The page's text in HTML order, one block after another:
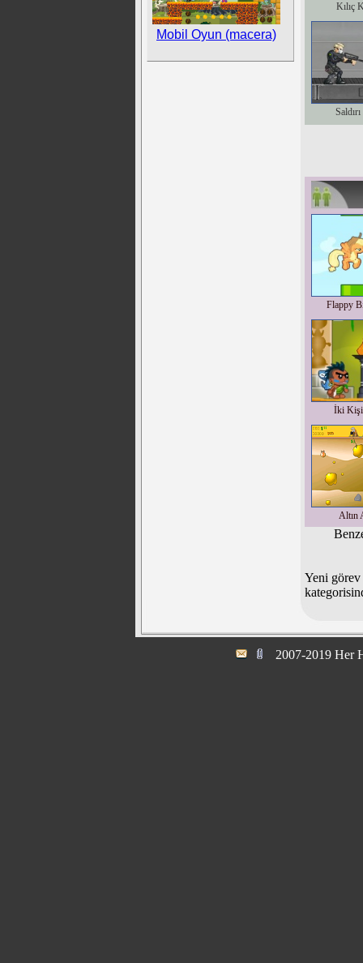
Mobil Oyun (macera)
Kılıç
Flappy
İki
Altın
Yeni görev
2007-2019 Her